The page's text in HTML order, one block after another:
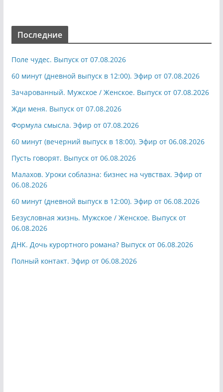
Последние
Поле чудес. Выпуск от 07.08.2026
60 минут (дневной выпуск в 12:00). Эфир от 07.08.2026
Зачарованный. Мужское / Женское. Выпуск от 07.08.2026
Жди меня. Выпуск от 07.08.2026
Формула смысла. Эфир от 07.08.2026
60 минут (вечерний выпуск в 18:00). Эфир от 06.08.2026
Пусть говорят. Выпуск от 06.08.2026
Малахов. Уроки соблазна: бизнес на чувствах. Эфир от
06.08.2026
60 минут (дневной выпуск в 12:00). Эфир от 06.08.2026
Безусловная жизнь. Мужское / Женское. Выпуск от
06.08.2026
ДНК. Дочь курортного романа? Выпуск от 06.08.2026
Полный контакт. Эфир от 06.08.2026